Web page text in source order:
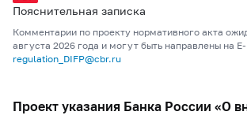
Пояснительная записка
Комментарии по проекту нормативного акта
августа 2026 года и могут быть направлены на
regulation_DIFP@cbr.ru
Проект указания Банка России «О